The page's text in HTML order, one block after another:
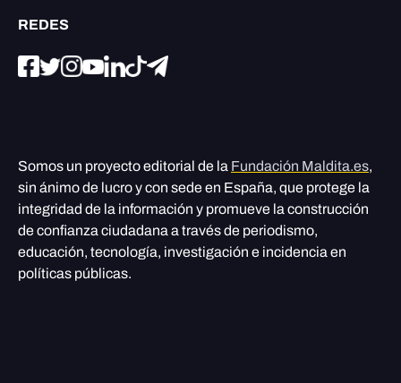
REDES
Somos un proyecto editorial de la Fundación Maldita.es,
sin ánimo de lucro y con sede en España, que protege la
integridad de la información y promueve la construcción
de confianza ciudadana a través de periodismo,
educación, tecnología, investigación e incidencia en
políticas públicas.